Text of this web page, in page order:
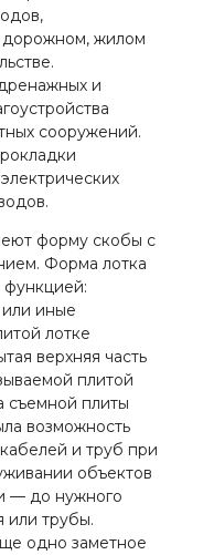
дорожном, жилом
и
сооружений.
форму скобы с
Форма лотка
функцией:
или иные
лотке
верхняя часть
плитой
съемной плиты
возможность
и труб при
объектов
— до нужного
или трубы.
одно заметное